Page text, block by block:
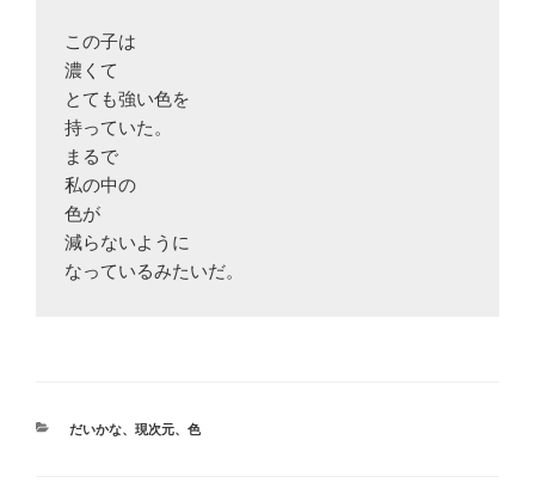
この子は
濃くて
とても強い色を
持っていた。
まるで
私の中の
色が
減らないように
カ
だいかな、 現次元、 色